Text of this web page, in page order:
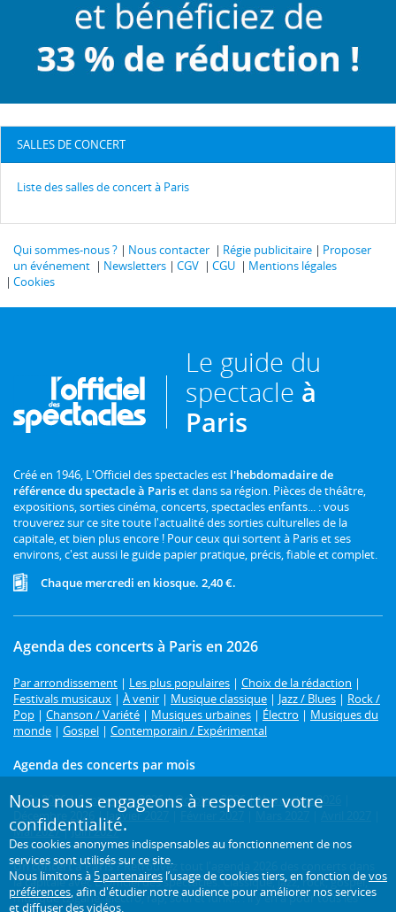
SALLES DE CONCERT
Liste des salles de concert à Paris
Qui sommes-nous ? Nous contacter Régie publicitaire
Proposer
un événement
Newsletters CGV CGU
Mentions légales
Cookies
Le guide du
spectacle à
Paris
Créé en 1946, L'Officiel des spectacles est l'hebdomadaire de
référence du spectacle à Pariset dans sa région. Pièces de théâtre,
expositions, sorties cinéma, concerts, spectacles enfants... : vous
trouverez sur ce site toute l'actualité des sorties culturelles de la
capitale, et bien plus encore ! Pour ceux qui sortent à Paris et ses
environs, c'est aussi le guide papier pratique, précis, fiable et complet.
Chaque mercredi en kiosque. 2,40 €.
Agenda des concerts à Paris en 2026
Par arrondissement | Les plus populaires | Choix de la rédaction |
Festivals musicaux | À venir | Musique classique | Jazz / Blues | Rock /
Pop | Chanson / Variété | Musiques urbaines | Électro | Musiques du
monde | Gospel | Contemporain / Expérimental
Agenda des concerts par mois
Août 2026| Septembre 2026|Octobre 2026|Novembre 2026
Décembre 2026
| Janvier 2027 Février 2027
Mai 2027| Juin 2027
Un concert à Paris ?Retrouvez tout l'agenda 2026 des concerts dans
la capitale avec L'Officiel des spectacles. Classique, jazz, rock, gospel,
musique tzigane, électro, rap, soul et funk... : il y en a pour tous les
Nous nous engageons à respecter votre
confidentialité.
Des cookies anonymes indispensables au fonctionnement de nos
services sont utilisés sur ce site.
Nous limitons à 5 partenaires l’usage de cookies tiers, en fonction devos
préférences, afin d'étudier notre audience pour améliorer nos services
et diffuser des vidéos.